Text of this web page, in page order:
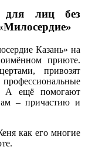
для лиц без
Казань» на
приюте.
привозят
А ещё помогают
– причастию и
как его многие